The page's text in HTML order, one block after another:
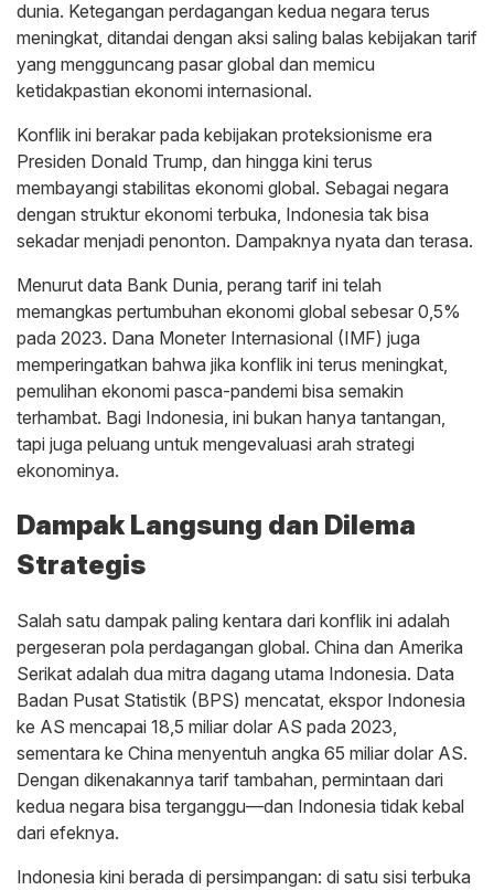
dunia. Ketegangan perdagangan kedua negara terus
meningkat, ditandai dengan aksi saling balas kebijakan tarif
yang mengguncang pasar global dan memicu
ketidakpastian ekonomi internasional.
Konflik ini berakar pada kebijakan proteksionisme era
Presiden Donald Trump, dan hingga kini terus
membayangi stabilitas ekonomi global. Sebagai negara
dengan struktur ekonomi terbuka, Indonesia tak bisa
sekadar menjadi penonton. Dampaknya nyata dan terasa.
Menurut data Bank Dunia, perang tarif ini telah
memangkas pertumbuhan ekonomi global sebesar 0,5%
pada 2023. Dana Moneter Internasional (IMF) juga
memperingatkan bahwa jika konflik ini terus meningkat,
pemulihan ekonomi pasca-pandemi bisa semakin
terhambat. Bagi Indonesia, ini bukan hanya tantangan,
tapi juga peluang untuk mengevaluasi arah strategi
ekonominya.
Dampak Langsung dan Dilema
Strategis
Salah satu dampak paling kentara dari konflik ini adalah
pergeseran pola perdagangan global. China dan Amerika
Serikat adalah dua mitra dagang utama Indonesia. Data
Badan Pusat Statistik (BPS) mencatat, ekspor Indonesia
ke AS mencapai 18,5 miliar dolar AS pada 2023,
sementara ke China menyentuh angka 65 miliar dolar AS.
Dengan dikenakannya tarif tambahan, permintaan dari
kedua negara bisa terganggu—dan Indonesia tidak kebal
dari efeknya.
Indonesia kini berada di persimpangan: di satu sisi terbuka